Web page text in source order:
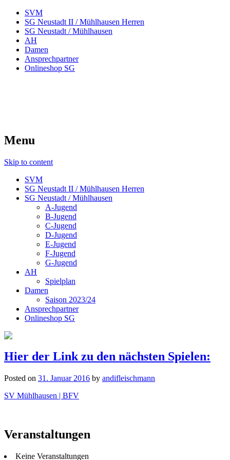
SVM
SG Neustadt II / Mühlhausen Herren
SG Neustadt / Mühlhausen
AH
Damen
Ansprechpartner
Onlineshop SG
Menu
Skip to content
SVM
SG Neustadt II / Mühlhausen Herren
SG Neustadt / Mühlhausen
A-Jugend
B-Jugend
C-Jugend
D-Jugend
E-Jugend
F-Jugend
G-Jugend
AH
Spielplan
Damen
Saison 2023/24
Ansprechpartner
Onlineshop SG
Hier der Link zu den nächsten Spielen:
Posted on 31. Januar 2016 by andifleischmann
SV Mühlhausen | BFV
Veranstaltungen
Keine Veranstaltungen